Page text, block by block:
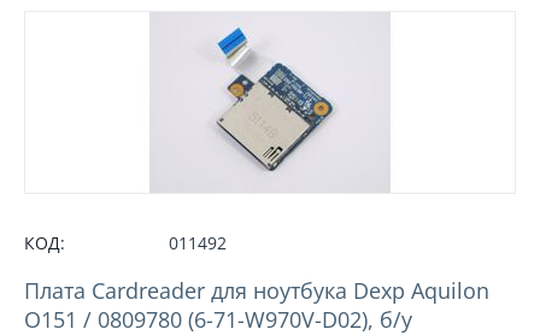
КОД: 011492
Плата Cardreader для ноутбука Dexp Aquilon
O151 / 0809780 (6-71-W970V-D02), б/у